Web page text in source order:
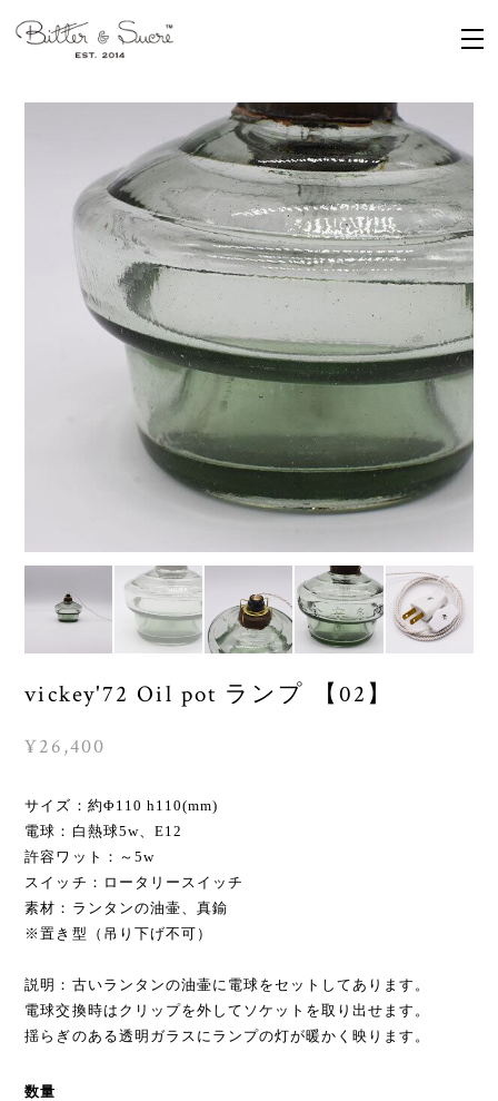
vickey'72 Oil pot ランプ 【02】
¥26,400
サイズ：約Φ110 h110(mm)
電球：白熱球5w、E12
許容ワット：～5w
スイッチ：ロータリースイッチ
素材：ランタンの油壷、真鍮
※置き型（吊り下げ不可）
説明：古いランタンの油壷に電球をセットしてあります。
電球交換時はクリップを外してソケットを取り出せます。
揺らぎのある透明ガラスにランプの灯が暖かく映ります。
数量